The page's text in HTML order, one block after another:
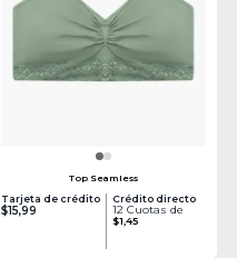
Top Seamless
Tarjeta de crédito
$15,99
Crédito directo
12 Cuotas de
$1,45